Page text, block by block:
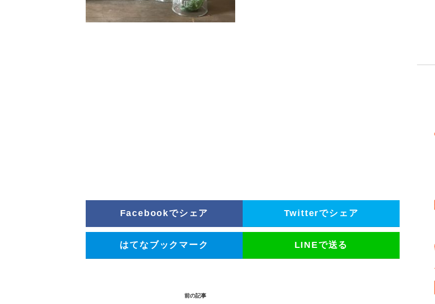
Facebookでシェア Twitterでシェア
はてなブックマーク LINEで送る
前の記事